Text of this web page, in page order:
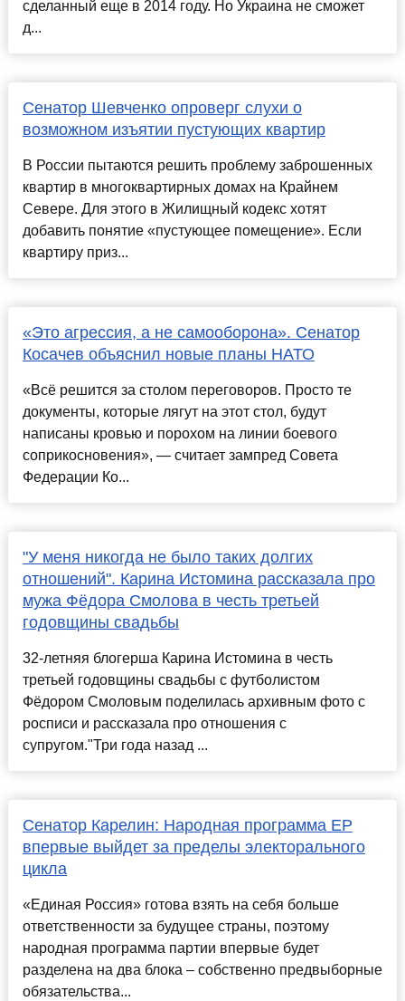
сделанный еще в 2014 году. Но Украина не сможет
д...
Сенатор Шевченко опроверг слухи о
возможном изъятии пустующих квартир
В России пытаются решить проблему заброшенных
квартир в многоквартирных домах на Крайнем
Севере. Для этого в Жилищный кодекс хотят
добавить понятие «пустующее помещение». Если
квартиру приз...
«Это агрессия, а не самооборона». Сенатор
Косачев объяснил новые планы НАТО
«Всё решится за столом переговоров. Просто те
документы, которые лягут на этот стол, будут
написаны кровью и порохом на линии боевого
соприкосновения», — считает зампред Совета
Федерации Ко...
"У меня никогда не было таких долгих
отношений". Карина Истомина рассказала про
мужа Фёдора Смолова в честь третьей
годовщины свадьбы
32-летняя блогерша Карина Истомина в честь
третьей годовщины свадьбы с футболистом
Фёдором Смоловым поделилась архивным фото с
росписи и рассказала про отношения с
супругом."Три года назад ...
Сенатор Карелин: Народная программа ЕР
впервые выйдет за пределы электорального
цикла
«Единая Россия» готова взять на себя больше
ответственности за будущее страны, поэтому
народная программа партии впервые будет
разделена на два блока – собственно предвыборные
обязательства...